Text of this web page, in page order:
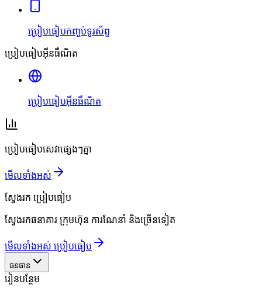
ប្រៀបធៀបកញ្ចប់ទូរស័ព្ទ
ប្រៀបធៀបអ៊ីនធឺណិត
ប្រៀបធៀបអ៊ីនធឺណិត
ប្រៀបធៀបសេវាផ្សេងៗគ្នា
មើលទាំងអស់
ស្វែងរក ប្រៀបធៀប
ស្វែងរកធនាគារ ក្រុមហ៊ុន ការណែនាំ និងច្រើនទៀត
មើលទាំងអស់ ប្រៀបធៀប
ធនធាន
រៀនបន្ថែម